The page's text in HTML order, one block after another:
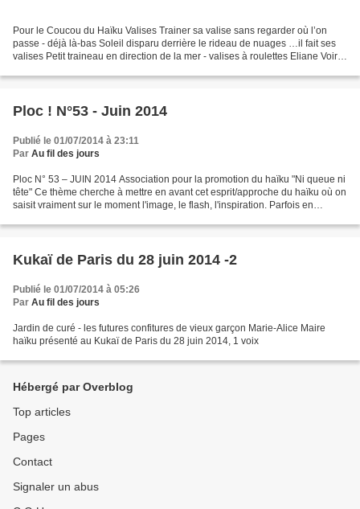
Pour le Coucou du Haïku Valises Trainer sa valise sans regarder où l’on
passe - déjà là-bas Soleil disparu derrière le rideau de nuages …il fait ses
valises Petit traineau en direction de la mer - valises à roulettes Eliane Voir
Ploc ! N°53 - Juin 2014
Publié le 01/07/2014 à 23:11
Par Au fil des jours
Ploc N° 53 – JUIN 2014 Association pour la promotion du haïku "Ni queue ni
tête" Ce thème cherche à mettre en avant cet esprit/approche du haïku où on
saisit vraiment sur le moment l'image, le flash, l'inspiration. Parfois en
Kukaï de Paris du 28 juin 2014 -2
Publié le 01/07/2014 à 05:26
Par Au fil des jours
Jardin de curé - les futures confitures de vieux garçon Marie-Alice Maire
haïku présenté au Kukaï de Paris du 28 juin 2014, 1 voix
Hébergé par Overblog
Top articles
Pages
Contact
Signaler un abus